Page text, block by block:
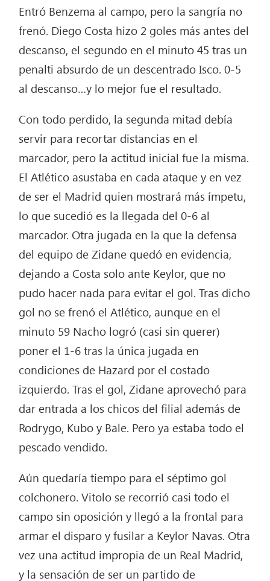
Entró Benzema al campo, pero la sangría no
frenó. Diego Costa hizo 2 goles más antes del
descanso, el segundo en el minuto 45 tras un
penalti absurdo de un descentrado Isco. 0-5
al descanso…y lo mejor fue el resultado.
Con todo perdido, la segunda mitad debía
servir para recortar distancias en el
marcador, pero la actitud inicial fue la misma.
El Atlético asustaba en cada ataque y en vez
de ser el Madrid quien mostrará más ímpetu,
lo que sucedió es la llegada del 0-6 al
marcador. Otra jugada en la que la defensa
del equipo de Zidane quedó en evidencia,
dejando a Costa solo ante Keylor, que no
pudo hacer nada para evitar el gol. Tras dicho
gol no se frenó el Atlético, aunque en el
minuto 59 Nacho logró (casi sin querer)
poner el 1-6 tras la única jugada en
condiciones de Hazard por el costado
izquierdo. Tras el gol, Zidane aprovechó para
dar entrada a los chicos del filial además de
Rodrygo, Kubo y Bale. Pero ya estaba todo el
pescado vendido.
Aún quedaría tiempo para el séptimo gol
colchonero. Vitolo se recorrió casi todo el
campo sin oposición y llegó a la frontal para
armar el disparo y fusilar a Keylor Navas. Otra
vez una actitud impropia de un Real Madrid,
y la sensación de ser un partido de